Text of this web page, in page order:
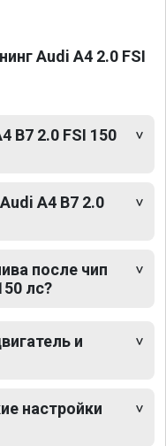
Audi A4 2.0 FSI
B7 2.0 FSI 150
A4 B7 2.0
после чип
лс?
и
настройки